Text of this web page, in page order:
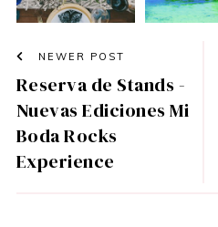
NEWER POST
Reserva de Stands -
Nuevas Ediciones Mi
Boda Rocks
Experience